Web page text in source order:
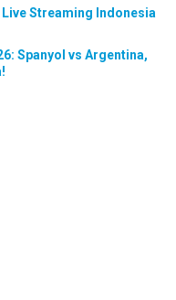
Streaming Indonesia
Spanyol vs Argentina,